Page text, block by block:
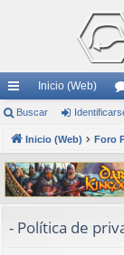
nl
ac
es
rá
Inicio (Web)
or
Buscar
Inicio (Web) Foro
- Política de